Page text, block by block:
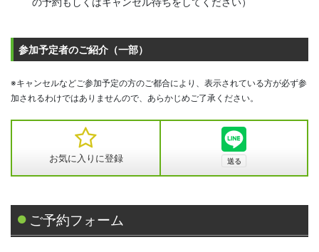
参加予定者のご紹介（一部）
※キャンセルなどご参加予定の方のご都合により、表示されている方が必ず参
加されるわけではありませんので、あらかじめご了承ください。
お気に入りに登録
ご予約フォーム